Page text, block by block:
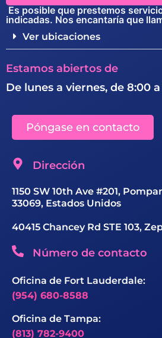
Es posible que prestemos
indicadas. Nos encantaría que
Ver ubicaciones
Estamos abiertos de
De lunes a viernes, de 8:00 a
Póngase en contacto
Dirección
1150 SW 10th Ave #201,
33069, Estados Unidos
40415 Chancey Rd STE 103,
Número de contacto
Oficina de Fort Lauderdale:
(954) 680-8588
Oficina de Tampa:
(813) 782-9400